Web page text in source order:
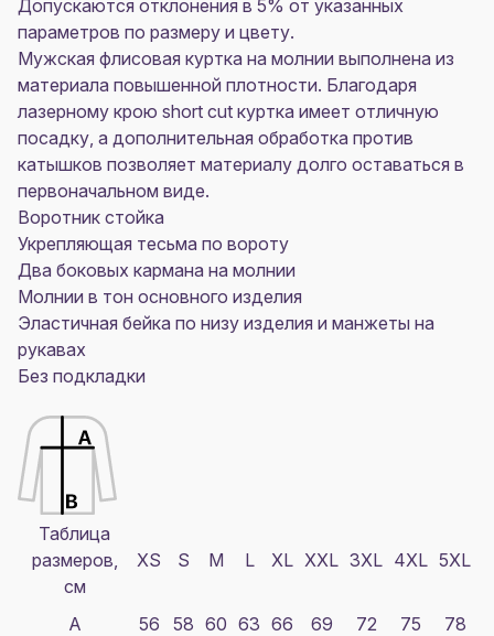
Допускаются отклонения в 5% от указанных
параметров по размеру и цвету.
Мужская флисовая куртка на молнии выполнена из
материала повышенной плотности. Благодаря
лазерному крою short cut куртка имеет отличную
посадку, а дополнительная обработка против
катышков позволяет материалу долго оставаться в
первоначальном виде.
Воротник стойка
Укрепляющая тесьма по вороту
Два боковых кармана на молнии
Молнии в тон основного изделия
Эластичная бейка по низу изделия и манжеты на
рукавах
Без подкладки
Таблица
размеров,
см
XS S M L XL XXL 3XL 4XL 5XL
A 56 58 60 63 66 69 72 75
78